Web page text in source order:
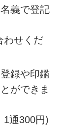
義で登記
わせくだ
録や印鑑
ができま
1通300円)